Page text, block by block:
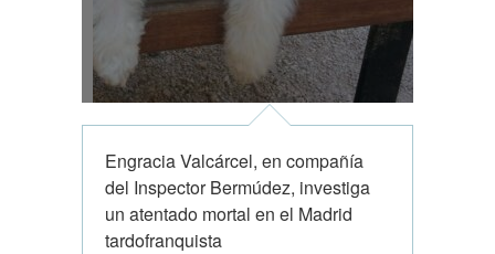
Engracia Valcárcel, en compañía
del Inspector Bermúdez, investiga
un atentado mortal en el Madrid
tardofranquista